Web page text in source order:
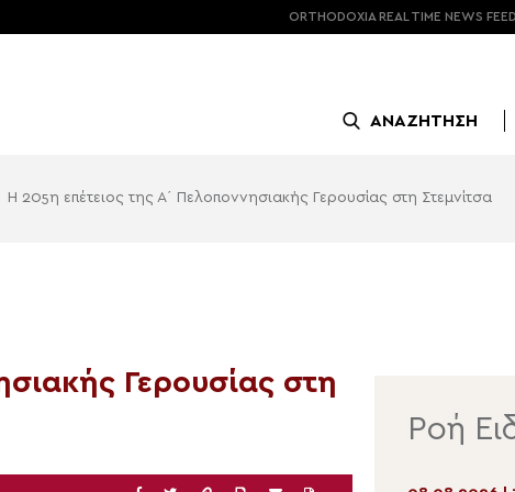
ORTHODOXIA REAL TIME NEWS
ΑΝΑΖΗΤΗΣΗ
Η 205η επέτειος της Α΄ Πελοποννησιακής Γερουσίας στη Στεμνίτσα
Γερουσίας στη
Ροή